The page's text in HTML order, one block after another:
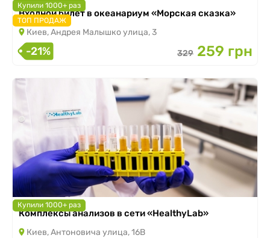
Купили 1000+ раз
ТОП ПРОДАЖ
Входной билет в океанариум «Морская сказка»
Киев, Андрея Малышко улица, 3
-21% 329 259 грн
Купили 1000+ раз
Комплексы анализов в сети «HealthyLab»
Киев, Антоновича улица, 16В